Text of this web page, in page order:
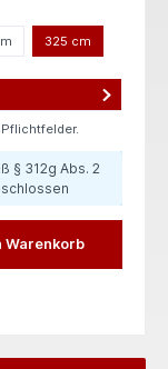
325 cm
§ 312g Abs. 2
Warenkorb